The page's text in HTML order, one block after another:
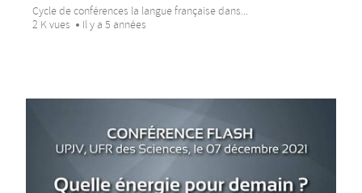
Cycle de conférences la langue française dans...
2 K vues
Il y a 5 années